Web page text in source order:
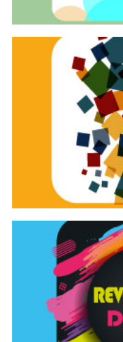
Tracce
Rassegna di danza